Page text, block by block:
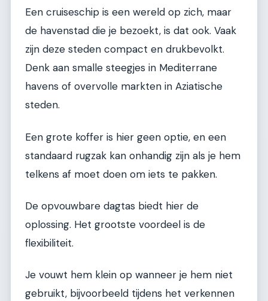
Een cruiseschip is een wereld op zich, maar
de havenstad die je bezoekt, is dat ook. Vaak
zijn deze steden compact en drukbevolkt.
Denk aan smalle steegjes in Mediterrane
havens of overvolle markten in Aziatische
steden.
Een grote koffer is hier geen optie, en een
standaard rugzak kan onhandig zijn als je hem
telkens af moet doen om iets te pakken.
De opvouwbare dagtas biedt hier de
oplossing. Het grootste voordeel is de
flexibiliteit.
Je vouwt hem klein op wanneer je hem niet
gebruikt, bijvoorbeeld tijdens het verkennen